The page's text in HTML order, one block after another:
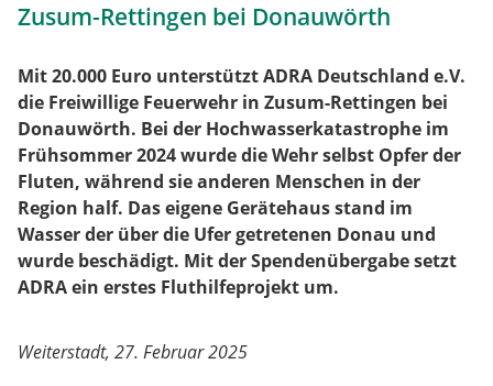
Zusum-Rettingen bei Donauwörth
Mit 20.000 Euro unterstützt ADRA Deutschland e.V.
die Freiwillige Feuerwehr in Zusum-Rettingen bei
Donauwörth. Bei der Hochwasserkatastrophe im
Frühsommer 2024 wurde die Wehr selbst Opfer der
Fluten, während sie anderen Menschen in der
Region half. Das eigene Gerätehaus stand im
Wasser der über die Ufer getretenen Donau und
wurde beschädigt. Mit der Spendenübergabe setzt
ADRA ein erstes Fluthilfeprojekt um.
Weiterstadt, 27. Februar 2025